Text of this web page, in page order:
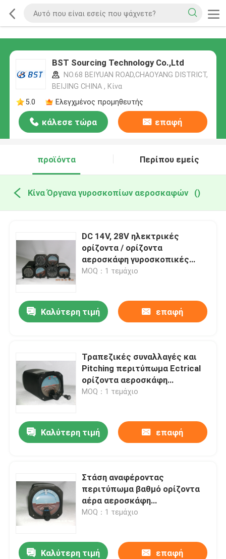
BST Sourcing Technology Co.,Ltd
NO.68 BEIYUAN ROAD,CHAOYANG DISTRICT,
BEIJING CHINA , Κίνα
5.0
Ελεγχμένος προμηθευτής
κάλεσε τώρα επαφή
προϊόντα Περίπου εμείς
Κίνα Όργανα γυροσκοπίων αεροσκαφών ()
DC 14V, 28V ηλεκτρικές
ορίζοντα / ορίζοντα
αεροσκάφη γυροσκοπικές
μέσων GD031
MOQ：1 τεμάχιο
Καλύτερη τιμή επαφή
Τραπεζικές συναλλαγές και
Pitching περιτύπωμα Ectrical
ορίζοντα αεροσκάφη
γυροσκοπικές μέσων GH025
MOQ：1 τεμάχιο
Καλύτερη τιμή επαφή
Στάση αναφέροντας
περιτύπωμα βαθμό ορίζοντα
αέρα αεροσκάφη
γυροσκοπικές μέσων GH030
MOQ：1 τεμάχιο
Καλύτερη τιμή επαφή